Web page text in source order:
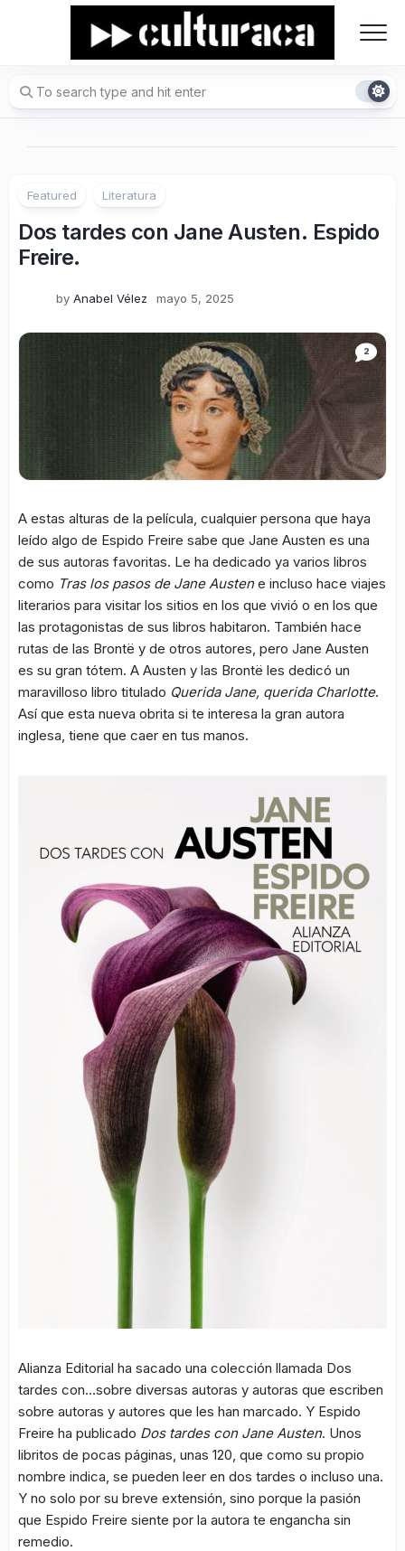
Featured Literatura
Dos tardes con Jane Austen. Espido
Freire.
by Anabel Vélez mayo 5, 2025
2
A estas alturas de la película, cualquier persona que haya
leído algo de Espido Freire sabe que Jane Austen es una
de sus autoras favoritas. Le ha dedicado ya varios libros
como Tras los pasos de Jane Austene incluso hace viajes
literarios para visitar los sitios en los que vivió o en los que
las protagonistas de sus libros habitaron. También hace
rutas de las Brontë y de otros autores, pero Jane Austen
es su gran tótem. A Austen y las Brontë les dedicó un
maravilloso libro titulado Querida Jane, querida Charlotte.
Así que esta nueva obrita si te interesa la gran autora
inglesa, tiene que caer en tus manos.
Alianza Editorial ha sacado una colección llamada Dos
tardes con…sobre diversas autoras y autoras que escriben
sobre autoras y autores que les han marcado. Y Espido
Freire ha publicado Dos tardes con Jane Austen. Unos
libritos de pocas páginas, unas 120, que como su propio
nombre indica, se pueden leer en dos tardes o incluso una.
Y no solo por su breve extensión, sino porque la pasión
que Espido Freire siente por la autora te engancha sin
remedio.